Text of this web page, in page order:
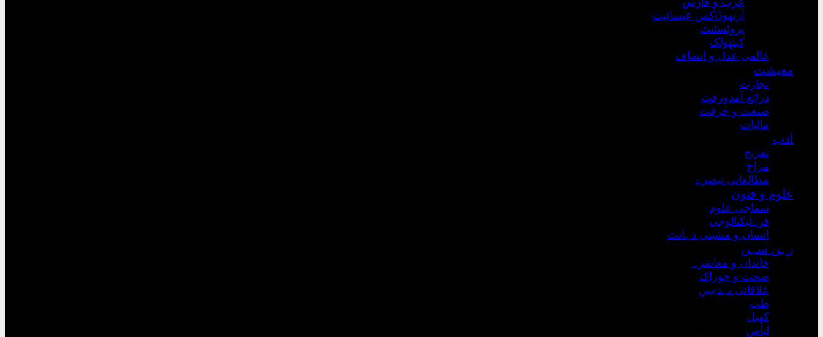
آرتھوڈاکس عیسائیت
پروٹسٹنٹ
کیتھولک
عالمی عدل و انصاف
معیشت
تجارت
ذرائع آمدورفت
صنعت و حرفت
مالیات
ادب
تفریح
مزاح
مطالعاتی تبصرے
علوم و فنون
سماجی علوم
فن/ٹیکنالوجی
انسان و مشینی ذہانت
رہن سہن
خاندان و معاشرہ
صحت و خوراک
علاقائی تہذیبیں
طب
کھیل
لباس